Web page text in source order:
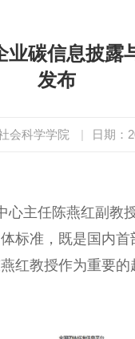
碳信息披露
发布
会科学学院 | 日期：
主任陈燕红副教
标准，既是国内
红教授作为重要